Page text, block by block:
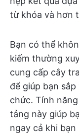
từ khóa và hơn
Bạn có thể
kiếm thường
cung cấp cây
để giúp bạn
chức. Tính
tảng này giúp
ngay cả khi